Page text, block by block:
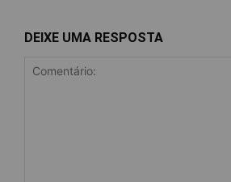
DEIXE UMA RESPOSTA